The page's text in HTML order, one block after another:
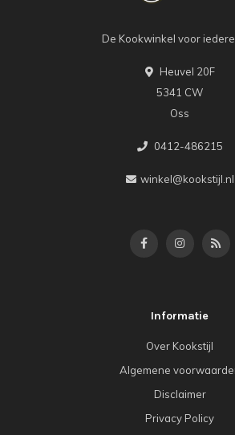
De Kookwinkel voor
Heuvel 20F
5341 CW
Oss
0412-486215
winkel@kookstijl.nl
Informatie
Over Kookstijl
Algemene
Disclaimer
Privacy Policy